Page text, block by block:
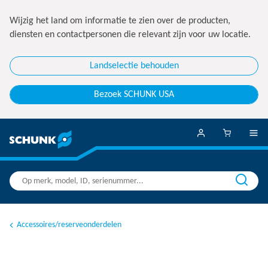
Wijzig het land om informatie te zien over de producten,
diensten en contactpersonen die relevant zijn voor uw locatie.
Landselectie behouden
Bezoek SCHUNK USA
Accessoires/reserveonderdelen